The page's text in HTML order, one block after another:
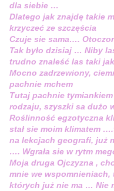
dla siebie …
Dlatego jak znajdę takie
krzyczeć ze szczęścia
Czuje sie sama….
Tak było dzisiaj … Niby
trudno znaleść las taki
Mocno zadrzewiony,
pachnie mchem
Tutaj pachnie
rodzaju, szyszki sa dużo
Roślinność egzotyczna
stał sie moim klimatem
na lekcjach geografi, już
…. Wgrała sie w rytm
Moja druga Ojczyzna ,
mnie we wspomnieniach,
których już nie ma … Nie